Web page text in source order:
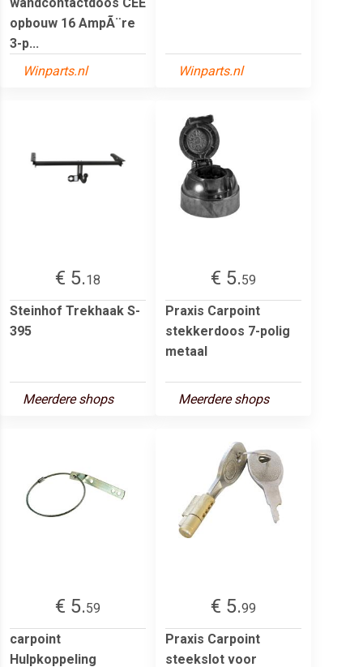
opbouw 16 AmpÃ¨re
3-p...
Winparts.nl
Winparts.nl
€ 5.18
Steinhof Trekhaak S-
395
Meerdere shops
€ 5.59
Praxis Carpoint
stekkerdoos 7-polig
metaal
Meerdere shops
€ 5.59
carpoint
Hulpkoppeling
€ 5.99
Praxis Carpoint
steekslot voor